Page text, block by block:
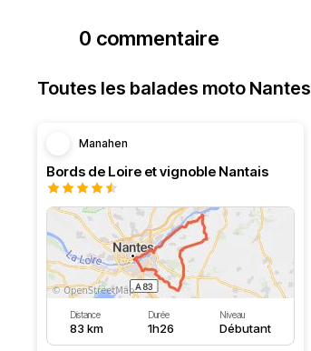
0 commentaire
Toutes les balades moto Nantes
Manahen
Bords de Loire et vignoble Nantais
Distance
83 km
Durée
1h26
Niveau
Débutant